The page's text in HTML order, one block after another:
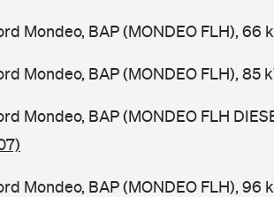
Mondeo, BAP (MONDEO FLH), 66
Mondeo, BAP (MONDEO FLH), 85
Mondeo, BAP (MONDEO FLH
Mondeo, BAP (MONDEO FLH), 96